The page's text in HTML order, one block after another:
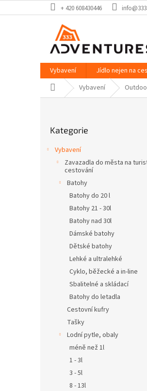
na
+ 420 608430446
Vybavení Jídlo nejen na
Domů Vybavení
kategorie
Kategorie
Vybavení
Zavazadla do města na
cestování
Batohy
Batohy do 20 l
Batohy 21 - 30l
Batohy nad 30l
Dámské batohy
Dětské batohy
Lehké a ultralehké
Cyklo, běžecké a in-line
Sbalitelné a skládací
Batohy do letadla
Cestovní kufry
Tašky
Lodní pytle, obaly
méně než 1l
1 - 3l
3 - 5l
8 - 13l